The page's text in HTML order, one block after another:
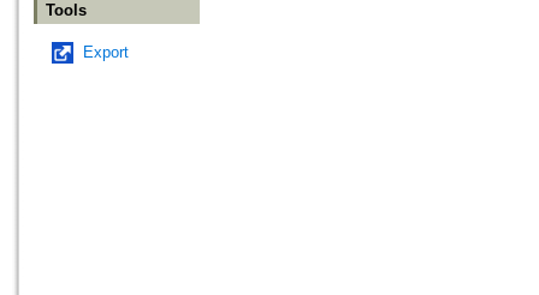
Tools
Export